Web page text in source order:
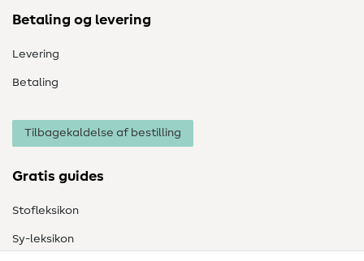
Betaling og levering
Levering
Betaling
Tilbagekaldelse af bestilling
Gratis guides
Stofleksikon
Sy-leksikon